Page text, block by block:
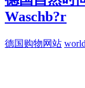
Waschb?r
德国购物网站